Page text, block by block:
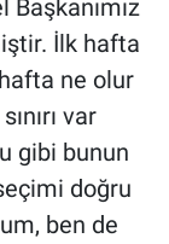
İlk hafta
ne olur
var
gibi bunun
doğru
ben de